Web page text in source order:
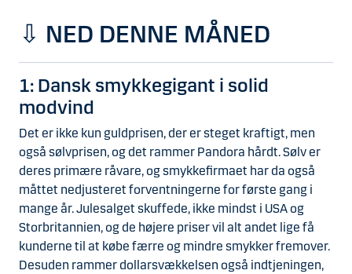
⇩ NED DENNE MÅNED
1: Dansk smykkegigant i solid
modvind
Det er ikke kun guldprisen, der er steget kraftigt, men
også sølvprisen, og det rammer Pandora hårdt. Sølv er
deres primære råvare, og smykkefirmaet har da også
måttet nedjusteret forventningerne for første gang i
mange år. Julesalget skuffede, ikke mindst i USA og
Storbritannien, og de højere priser vil alt andet lige få
kunderne til at købe færre og mindre smykker fremover.
Desuden rammer dollarsvækkelsen også indtjeningen,